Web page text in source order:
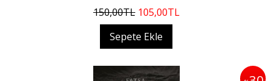
150,00TL 105,00TL
Sepete Ekle